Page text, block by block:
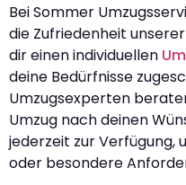
Bei Sommer
die Zufriedenheit
dir einen individuellen
deine Bedürfnisse
Umzugsexperten
Umzug nach deinen
jederzeit zur Verfügung,
oder besondere